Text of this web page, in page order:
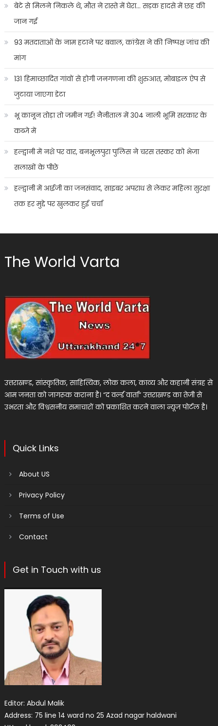
बेटे से मिलने निकले थे, मौत ने रास्ते में घेरा… सड़क हादसे में छह की
जान गई
93 मतदाताओं के नाम हटाने पर बवाल, कांग्रेस ने की निष्पक्ष जांच की
मांग
131 हिमाच्छादित गांवों से होगी जनगणना की शुरुआत, मोबाइल ऐप से
जुटाया जाएगा डेटा
भू कानून तोड़ा तो जमीन गई! नैनीताल में 304 नाली भूमि सरकार के
कब्जे में
हल्द्वानी में नशे पर वार, बनभूलपुरा पुलिस ने चरस तस्कर को भेजा
सलाखों के पीछे
हल्द्वानी में आईजी का जनसंवाद, साइबर अपराध से लेकर महिला सुरक्षा
तक हर मुद्दे पर खुलकर हुई चर्चा
The World Varta
उत्तराखण्ड, सांस्कृतिक, साहित्यिक, लोक कला, काव्य और कहानी संग्रह से
आम जनता को जागरूक कराना है। “द वर्ल्ड वार्ता” उत्तराखण्ड का तेजी से
उभरता और विश्वसनीय समाचारों को प्रकाशित करने वाला न्यूज पोर्टल है।
Quick Links
About US
Privacy Policy
Terms of Use
Contact
Get in Touch with us
Editor: Abdul Malik
Address: 75 line 14 ward no 25 Azad nagar haldwani